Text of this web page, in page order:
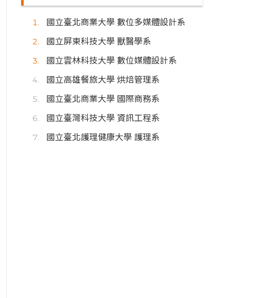
國立臺北商業大學 數位多媒體設計系
國立屏東科技大學 獸醫學系
國立雲林科技大學 數位媒體設計系
國立高雄餐旅大學 烘焙管理系
國立臺北商業大學 國際商務系
國立臺灣科技大學 資訊工程系
國立臺北護理健康大學 護理系